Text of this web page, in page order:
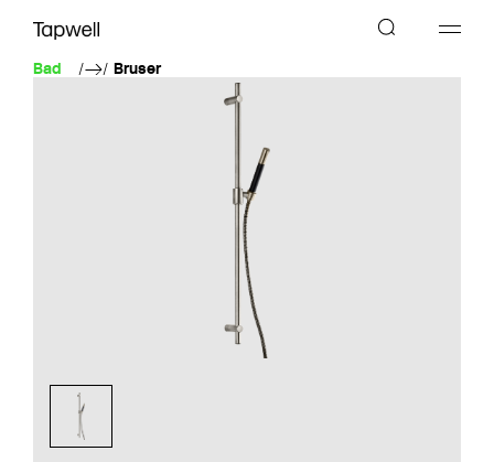
Bad Bruser